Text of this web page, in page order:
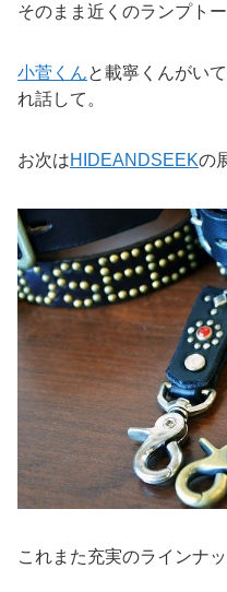
そのまま近くのランプトー
小菅くんと載寧くんがい
れ話して。
お次はHIDEANDSEEKの
これまた充実のラインナッ